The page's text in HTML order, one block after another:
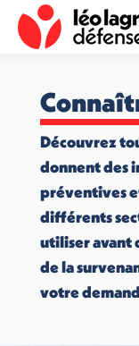
Découvrez
donnent des
préventives
différents
utiliser avant
de la
votre